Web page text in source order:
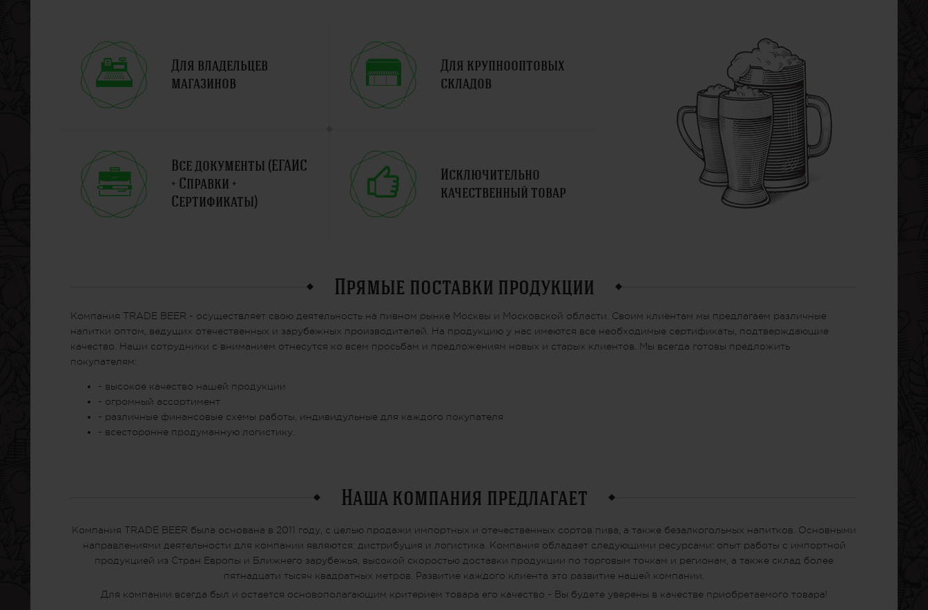
Для владельцев
магазинов
Для крупнооптовых
складов
Все документы (ЕГАИС
+ Справки +
Сертификаты)
Исключительно
качественный товар
Прямые поставки продукции
Компания TRADE BEER - осуществляет свою деятельность на пивном рынке Москвы и Московской области. Своим клиентам мы предлагаем различные
напитки оптом, ведущих отечественных и зарубежных производителей. На продукцию у нас имеются все необходимые сертификаты, подтверждающие
качество. Наши сотрудники с вниманием отнесутся ко всем просьбам и предложениям новых и старых клиентов. Мы всегда готовы предложить
покупателям:
- высокое качество нашей продукции
- огромный ассортимент
- различные финансовые схемы работы, индивидульные для каждого покупателя
- всесторонне продуманную логистику.
Наша компания предлагает
Компания TRADE BEER была основана в 2011 году, с целью продажи импортных и отечественных сортов пива, а также безалкогольных напитков. Основными
направлениями деятельности для компании являются: дистрибуция и логистика. Компания обладает следующими ресурсами: опыт работы с импортной
продукцией из Стран Европы и Ближнего зарубежья, высокой скоростью доставки продукции по торговым точкам и регионам, а также склад более
пятнадцати тысяч квадратных метров. Развитие каждого клиента это развитие нашей компании.
Для компании всегда был и остается основополагающим критерием товара его качество - Вы будете уверены в качестве приобретаемого товара!